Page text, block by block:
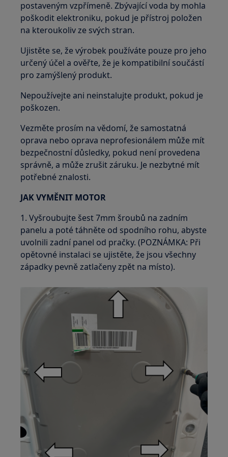
postaveným vzpřímeně. Zbývající voda by mohla
poškodit elektroniku, pokud je přístroj položen
na kteroukoliv ze svých stran.
Ujistěte se, že výrobek používáte pouze pro jeho
určený účel a ověřte, že je kompatibilní součástí
pro zamýšlený produkt.
Nepoužívejte ani neinstalujte produkt, pokud je
poškozen.
Vezměte prosím na vědomí, že samostatná
oprava nebo oprava neprofesionálem může mít
bezpečnostní důsledky, pokud není provedena
správně, a může zrušit záruku. Je nezbytné mít
potřebné znalosti.
JAK VYMĚNIT MOTOR
1. Vyšroubujte šest 7mm šroubů na zadním
panelu a poté táhněte od spodního rohu, abyste
uvolnili zadní panel od pračky. (POZNÁMKA: Při
opětovné instalaci se ujistěte, že jsou všechny
západky pevně zatlačeny zpět na místo).